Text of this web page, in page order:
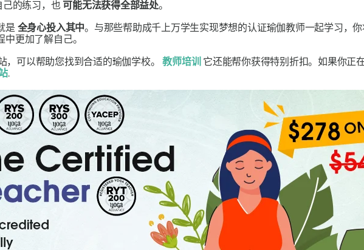
的练习，也 可能无法获得全部益处。
是 全身心投入其中。与那些帮助成千上万学生实现梦想的认证瑜伽教师一起学习，
更加了解自己。
，可以帮助您找到合适的瑜伽学校。教师培训 它还能帮你获得特别折扣。如果你正
.